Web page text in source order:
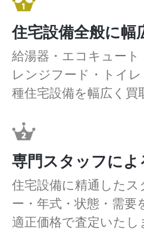
住宅設備全般に幅
給湯器・エコキュート
レンジフード・トイ
種住宅設備を幅広く買
専門スタッフによ
住宅設備に精通したス
ー・年式・状態・需要
適正価格で査定いたし